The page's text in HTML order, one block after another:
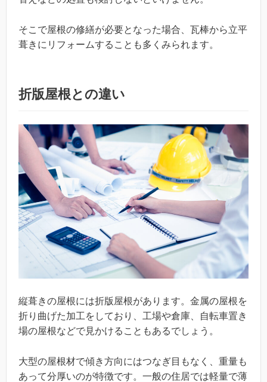
そこで屋根の修繕が必要となった場合、瓦棒から立平
葺きにリフォームすることも多くみられます。
折版屋根との違い
縦葺きの屋根には折版屋根があります。金属の屋根を
折り曲げた加工をしており、工場や倉庫、自転車置き
場の屋根などで見かけることもあるでしょう。
大型の屋根材で傾き方向にはつなぎ目もなく、重量も
あって分厚いのが特徴です。一般の住居では軽量で薄